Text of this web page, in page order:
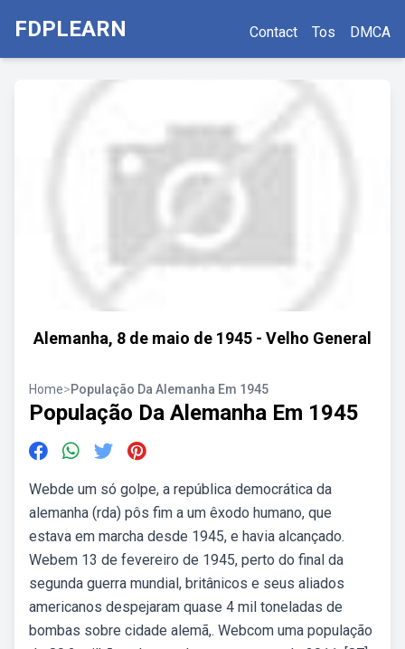
FDPLEARN Contact Tos DMCA
Alemanha, 8 de maio de 1945 - Velho General
Home>População Da Alemanha Em 1945
População Da Alemanha Em 1945
Webde um só golpe, a república democrática da
alemanha (rda) pôs fim a um êxodo humano, que
estava em marcha desde 1945, e havia alcançado.
Webem 13 de fevereiro de 1945, perto do final da
segunda guerra mundial, britânicos e seus aliados
americanos despejaram quase 4 mil toneladas de
bombas sobre cidade alemã,. Webcom uma população